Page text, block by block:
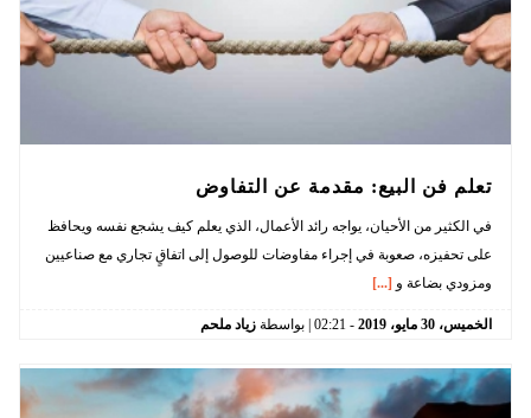
تعلم فن البيع: مقدمة عن التفاوض
في الكثير من الأحيان، يواجه رائد الأعمال، الذي يعلم كيف يشجع نفسه ويحافظ
على تحفيزه، صعوبة في إجراء مفاوضات للوصول إلى اتفاقٍ تجاري مع صناعيين
ومزودي بضاعة و [...]
الخميس، 30 مايو، 2019
-
02:21 | بواسطة زياد ملحم